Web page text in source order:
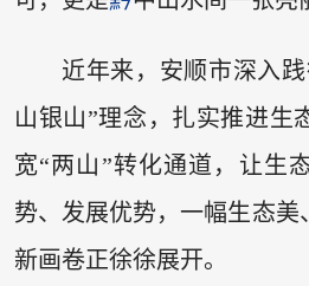
近年来，安顺市深入
山银山”理念，扎实推进生
宽“两山”转化通道，让生
势、发展优势，一幅生态美
新画卷正徐徐展开。